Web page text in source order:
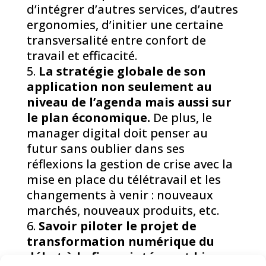
d’intégrer d’autres services, d’autres
ergonomies, d’initier une certaine
transversalité entre confort de
travail et efficacité.
La stratégie globale de son
application non seulement au
niveau de l’agenda mais aussi sur
le plan économique. De plus, le
manager digital doit penser au
futur sans oublier dans ses
réflexions la gestion de crise avec la
mise en place du télétravail et les
changements à venir : nouveaux
marchés, nouveaux produits, etc.
Savoir piloter le projet de
transformation numérique du
début à la fin en intégrant bien